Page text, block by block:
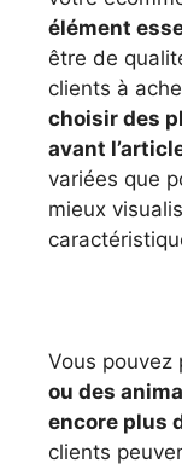
élément
être de
clients à
choisir des
avant
variées que
mieux
Vous pouvez
ou des
encore plus
clients